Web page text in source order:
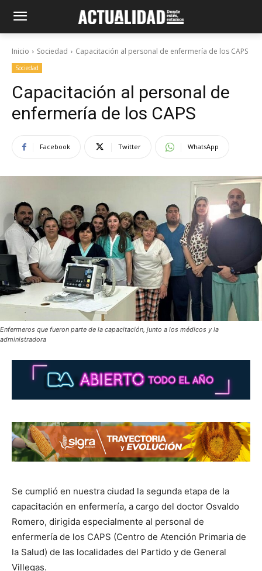
Inicio Sociedad Capacitación al personal de enfermería de los CAPS
Sociedad
Capacitación al personal de
enfermería de los CAPS
Facebook Twitter WhatsApp
Enfermeros que fueron parte de la capacitación, junto a los médicos y la
administradora
Se cumplió en nuestra ciudad la segunda etapa de la
capacitación en enfermería, a cargo del doctor Osvaldo
Romero, dirigida especialmente al personal de
enfermería de los CAPS (Centro de Atención Primaria de
la Salud) de las localidades del Partido y de General
Villegas.